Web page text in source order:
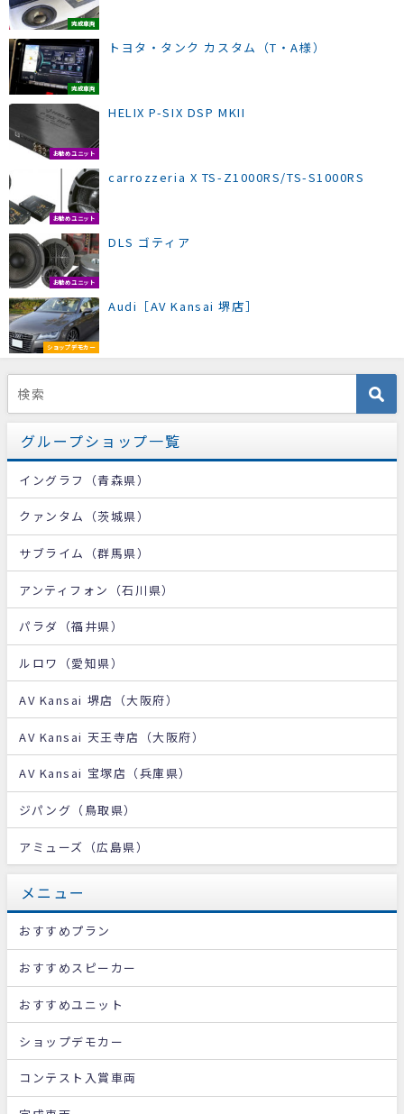
完成車両
完成車両
トヨタ・タンク カスタム（T・A様）
お勧めユニット
HELIX P-SIX DSP MKII
お勧めユニット
carrozzeria X TS-Z1000RS/TS-S1000RS
お勧めユニット
DLS ゴティア
ショップデモカー
Audi［AV Kansai 堺店］
グループショップ一覧
イングラフ（青森県）
クァンタム（茨城県）
サブライム（群馬県）
アンティフォン（石川県）
パラダ（福井県）
ルロワ（愛知県）
AV Kansai 堺店（大阪府）
AV Kansai 天王寺店（大阪府）
AV Kansai 宝塚店（兵庫県）
ジパング（鳥取県）
アミューズ（広島県）
メニュー
おすすめプラン
おすすめスピーカー
おすすめユニット
ショップデモカー
コンテスト入賞車両